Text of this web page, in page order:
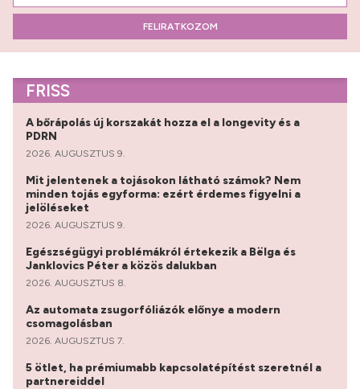
FELIRATKOZOM
FRISS
A bőrápolás új korszakát hozza el a longevity és a
PDRN
2026. AUGUSZTUS 9.
Mit jelentenek a tojásokon látható számok? Nem
minden tojás egyforma: ezért érdemes figyelni a
jelöléseket
2026. AUGUSZTUS 9.
Egészségügyi problémákról értekezik a Bëlga és
Janklovics Péter a közös dalukban
2026. AUGUSZTUS 8.
Az automata zsugorfóliázók előnye a modern
csomagolásban
2026. AUGUSZTUS 7.
5 ötlet, ha prémiumabb kapcsolatépítést szeretnél a
partnereiddel